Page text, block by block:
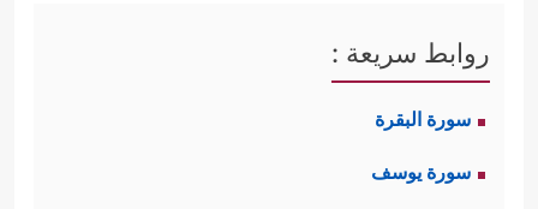
روابط سريعة :
سورة البقرة
سورة يوسف